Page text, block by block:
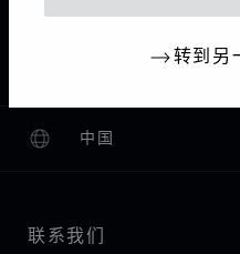
转到另
主页 查找精品店 所
CHOPARD
中国
本地化（更改国家/
更改国家/地区
联系我们